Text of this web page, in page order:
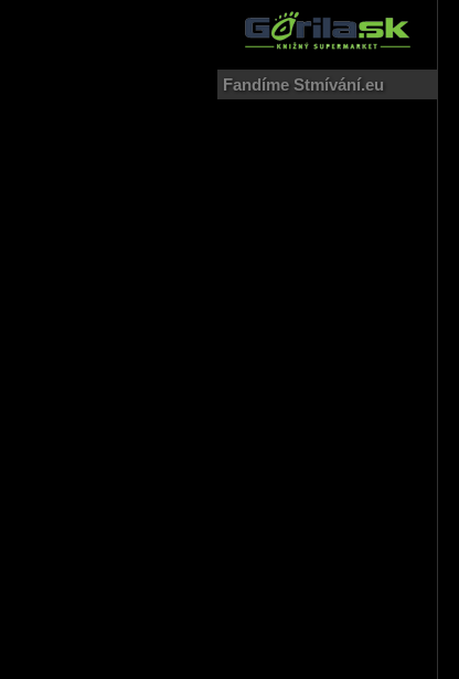
Fandíme Stmívání.eu